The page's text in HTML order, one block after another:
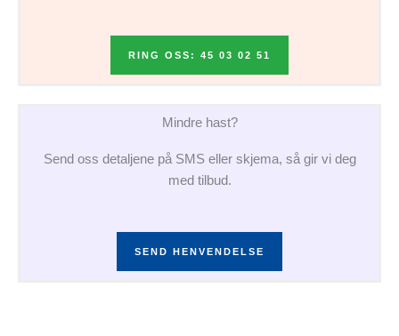
RING OSS: 45 03 02 51
Mindre hast?
Send oss detaljene på SMS eller skjema, så gir vi deg
med tilbud.
SEND HENVENDELSE